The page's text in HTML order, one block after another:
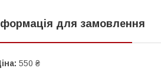
для замовлення
550 ₴